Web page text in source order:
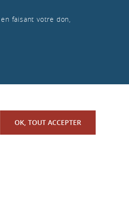
OK, TOUT ACCEPTER
faisant votre don,